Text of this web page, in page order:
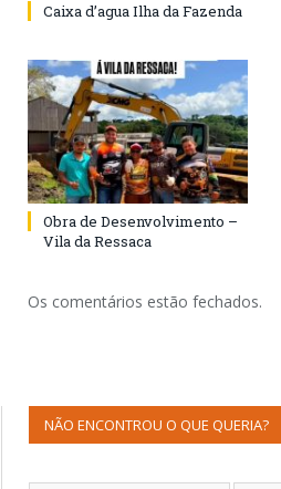
Caixa d’agua Ilha da Fazenda
Obra de Desenvolvimento –
Vila da Ressaca
Os comentários estão fechados.
NÃO ENCONTROU O QUE QUERIA?